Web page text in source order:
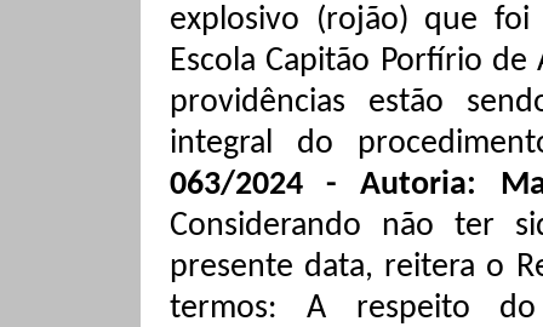
explosivo (rojão) que foi
Escola Capitão Porfírio
providências estão
integral do
063/2024 - Autoria:
Considerando não ter
presente data, reitera o
termos: A respeito